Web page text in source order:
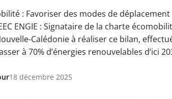
: Favoriser des modes de
ENGIE : Signataire de la charte
Calédonie à réaliser ce bilan,
à 70% d’énergies renouvelables d’ici
18 décembre 2025